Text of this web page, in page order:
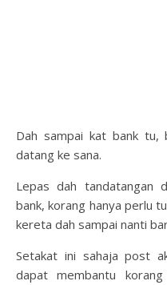
Dah sampai kat bank tu,
datang ke sana.
Lepas dah tandatangan
bank, korang hanya perlu
kereta dah sampai nanti
Setakat ini sahaja post
dapat membantu